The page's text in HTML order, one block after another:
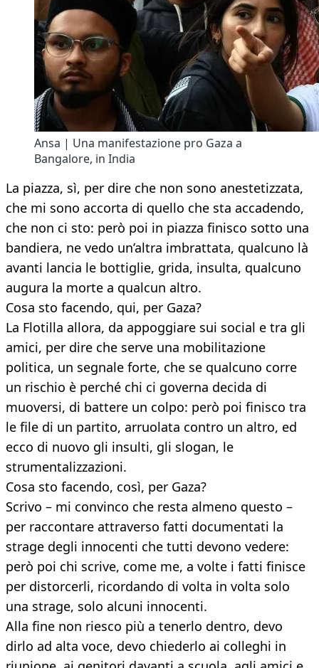
Ansa | Una manifestazione pro Gaza a
Bangalore, in India
La piazza, sì, per dire che non sono anestetizzata,
che mi sono accorta di quello che sta accadendo,
che non ci sto: però poi in piazza finisco sotto una
bandiera, ne vedo un’altra imbrattata, qualcuno là
avanti lancia le bottiglie, grida, insulta, qualcuno
augura la morte a qualcun altro.
Cosa sto facendo, qui, per Gaza?
La Flotilla allora, da appoggiare sui social e tra gli
amici, per dire che serve una mobilitazione
politica, un segnale forte, che se qualcuno corre
un rischio è perché chi ci governa decida di
muoversi, di battere un colpo: però poi finisco tra
le file di un partito, arruolata contro un altro, ed
ecco di nuovo gli insulti, gli slogan, le
strumentalizzazioni.
Cosa sto facendo, così, per Gaza?
Scrivo – mi convinco che resta almeno questo –
per raccontare attraverso fatti documentati la
strage degli innocenti che tutti devono vedere:
però poi chi scrive, come me, a volte i fatti finisce
per distorcerli, ricordando di volta in volta solo
una strage, solo alcuni innocenti.
Alla fine non riesco più a tenerlo dentro, devo
dirlo ad alta voce, devo chiederlo ai colleghi in